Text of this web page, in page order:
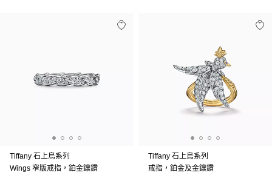
Tiffany 石上鳥系列
Wings 窄版戒指，鉑金鑲鑽
Tiffany 石上鳥系列
戒指，鉑金及金鑲鑽